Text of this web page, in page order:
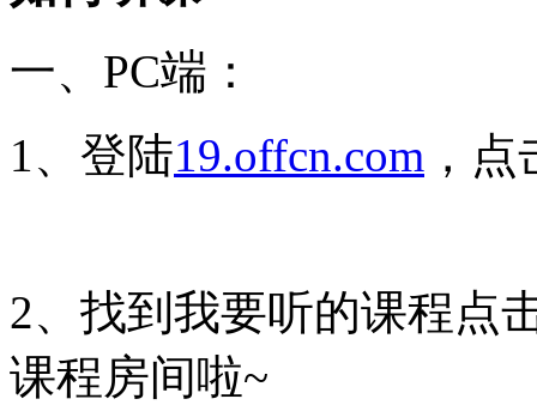
一、PC端：
1、登陆19.offcn.com ，
2、找到我要听的课程点
课程房间啦~